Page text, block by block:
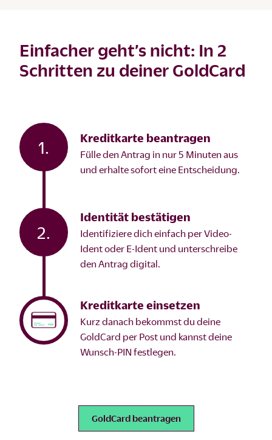
Einfacher geht’s nicht: In 2
Schritten zu deiner GoldCard
1. Kreditkarte beantragen
Fülle den Antrag in nur 5 Minuten aus
und erhalte sofort eine Entscheidung.
2.
Identität bestätigen
Identifiziere dich einfach per Video-
Ident oder E-Ident und unterschreibe
den Antrag digital.
Kreditkarte einsetzen
Kurz danach bekommst du deine
GoldCard per Post und kannst deine
Wunsch-PIN festlegen.
GoldCard beantragen